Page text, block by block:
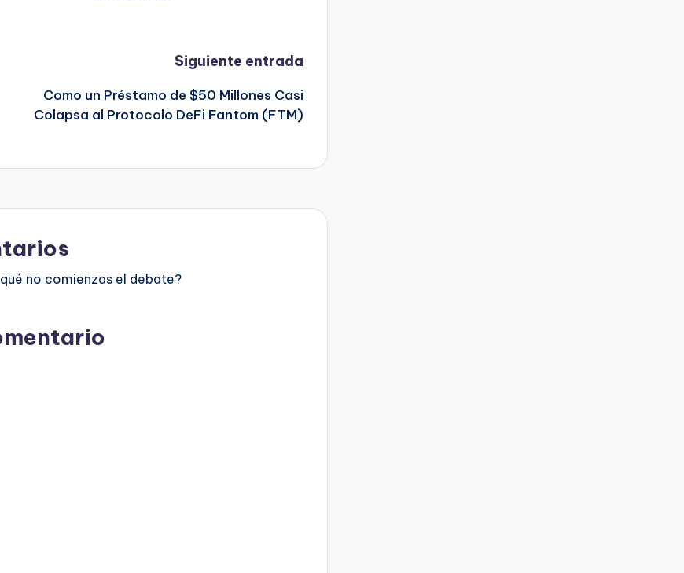
Siguiente entrada
Como un Préstamo de $50 Millones Casi
Colapsa al Protocolo DeFi Fantom (FTM)
no comienzas el debate?